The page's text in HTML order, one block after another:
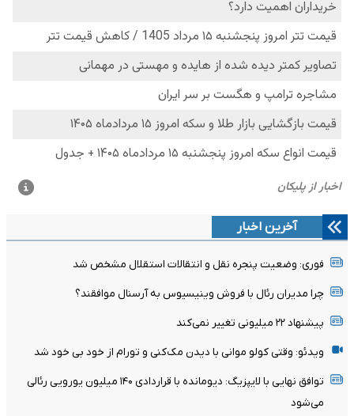
آخرین اخبار
فوری: وضعیت پنجره نقل و انتقالات استقلال مشخص شد
چرا مدیران رئال با فروش وینیسیوس به آرسنال موافقند؟
پیشنهاد ۲۲ میلیونی تغییر نمی‌کند
ویدئو: وقتی کولو موانی با دیدن مک‌کنی و تورام از خود بی خود شد
توافق نهایی با لایپزیگ: دیومانده با قراردادی ۱۴۰ میلیون یورویی رئالی
می‌شود